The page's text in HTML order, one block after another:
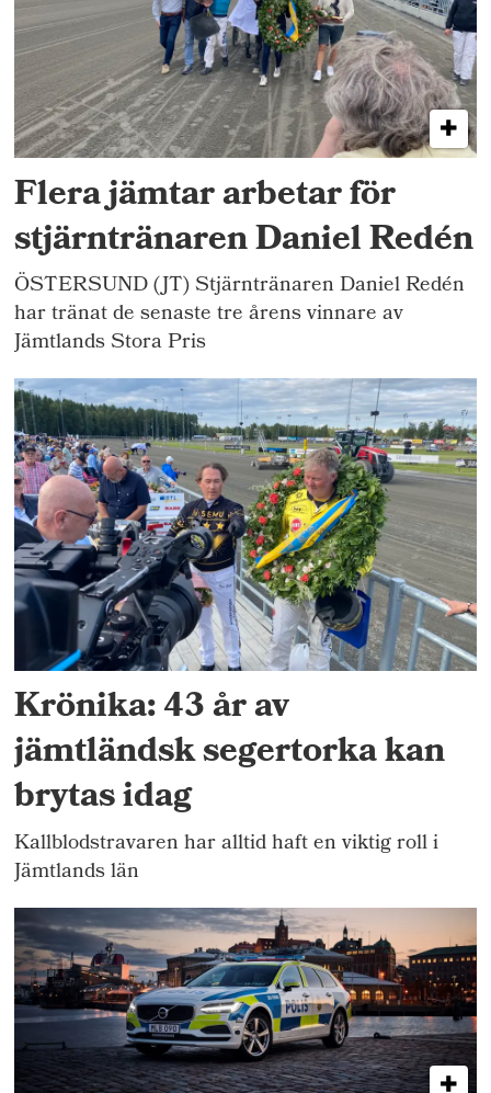
Flera jämtar arbetar för
stjärntränaren Daniel Redén
ÖSTERSUND (JT) Stjärntränaren Daniel Redén
har tränat de senaste tre årens vinnare av
Jämtlands Stora Pris
Krönika: 43 år av
jämtländsk segertorka kan
brytas idag
Kallblodstravaren har alltid haft en viktig roll i
Jämtlands län